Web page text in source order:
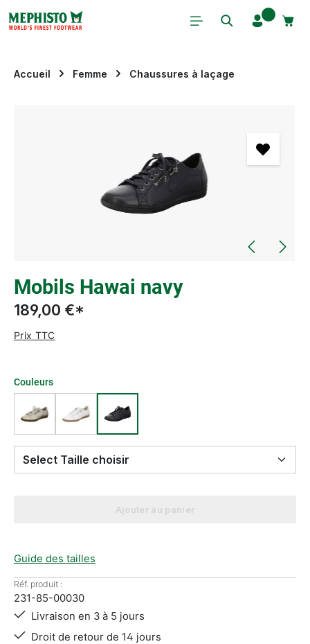
Passer au contenu principal
Accueil Femme Chaussures à laçage
Mobils Hawai navy
189,00 €*
Prix TTC
Couleurs
Select Taille choisir
Ajouter au panier
Guide des tailles
Réf. produit :
231-85-00030
Livraison en 3 à 5 jours
Droit de retour de 14 jours